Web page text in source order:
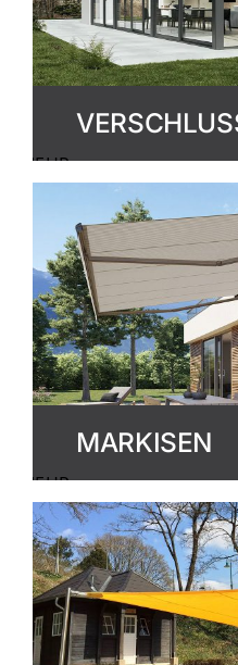
MEHR
ERFAHREN
MARKISEN
MEHR
ERFAHREN